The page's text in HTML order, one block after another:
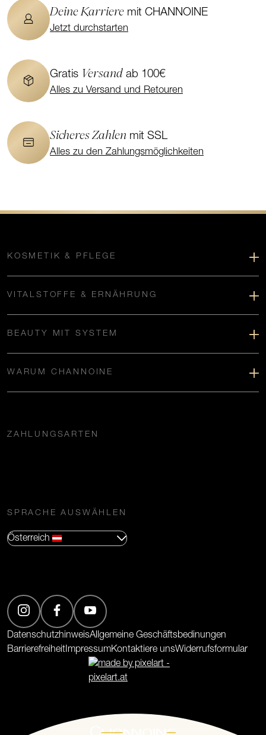
Deine Karriere mit CHANNOINE
Jetzt durchstarten
Gratis Versand ab 100€
Alles zu Versand und Retouren
Sicheres Zahlen mit SSL
Alles zu den Zahlungsmöglichkeiten
KOSMETIK & PFLEGE
VITALSTOFFE & ERNÄHRUNG
BEAUTY MIT SYSTEM
WARUM CHANNOINE
ZAHLUNGSARTEN
SPRACHE AUSWÄHLEN
Österreich
DatenschutzhinweisAllgemeine Geschäftsbedinungen
Barrierefreiheit ImpressumKontaktiere unsWiderrufsformular
(Öffnet in neuem Tab)
(Öffnet in neuem Tab)
(Öffnet in neuem Tab)